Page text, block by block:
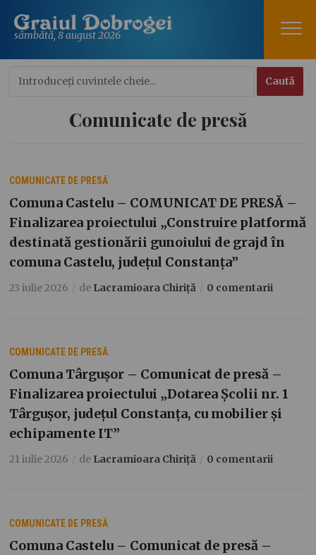
sâmbătă, 8 august 2026
Comunicate de presă
COMUNICATE DE PRESĂ
Comuna Castelu – COMUNICAT DE PRESĂ –
Finalizarea proiectului „Construire platformă
destinată gestionării gunoiului de grajd în
comuna Castelu, județul Constanța”
23 iulie 2026 de Lacramioara Chiriță 0 comentarii
COMUNICATE DE PRESĂ
Comuna Târgușor – Comunicat de presă –
Finalizarea proiectului „Dotarea Școlii nr. 1
Târgușor, județul Constanța, cu mobilier și
echipamente IT”
21 iulie 2026 de Lacramioara Chiriță 0 comentarii
COMUNICATE DE PRESĂ
Comuna Castelu – Comunicat de presă –